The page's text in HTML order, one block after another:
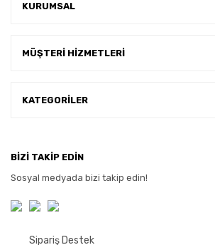
KURUMSAL
MÜŞTERİ HİZMETLERİ
KATEGORİLER
BİZİ TAKİP EDİN
Sosyal medyada bizi takip edin!
Sipariş Destek